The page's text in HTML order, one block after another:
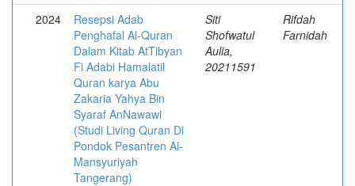
2024
Resepsi Adab
Penghafal Al-Quran
Dalam Kitab AtTibyan
Fi Adabi Hamalatil
Quran karya Abu
Zakaria Yahya Bin
Syaraf AnNawawi
(Studi Living Quran Di
Pondok Pesantren Al-
Mansyuriyah
Tangerang)
Siti
Shofwatul
Aulia,
20211591
Rifdah
Farnidah